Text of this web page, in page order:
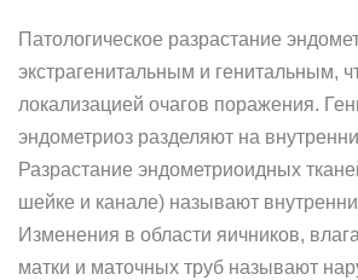
Патологическое разрастание
экстрагенитальным и генитальным,
локализацией очагов поражения.
эндометриоз разделяют на
Разрастание эндометриоидных
шейке и канале) называют
Изменения в области яичников,
матки и маточных труб называют